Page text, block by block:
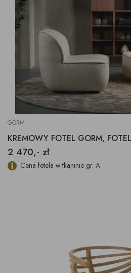
GORM
2 470,- zł
Cena fotela w tkaninie gr. A